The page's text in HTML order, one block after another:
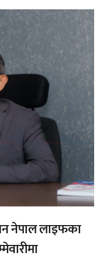
नेपाल लाइफका